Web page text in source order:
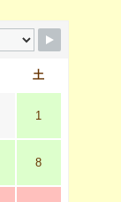
土
1
8